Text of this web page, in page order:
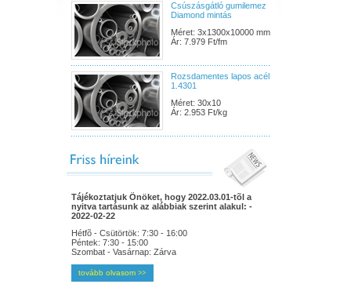
Csúszásgátló gumilemez
Diamond mintás
Méret: 3x1300x10000 mm
Ár: 7.979 Ft/fm
Rozsdamentes lapos acél
1.4301
Méret: 30x10
Ár: 2.953 Ft/kg
Tájékoztatjuk Önöket, hogy 2022.03.01-tõl a
nyitva tartásunk az alábbiak szerint alakul: -
2022-02-22
Hétfõ - Csütörtök: 7:30 - 16:00
Péntek: 7:30 - 15:00
Szombat - Vasárnap: Zárva
tovább olvasom >>